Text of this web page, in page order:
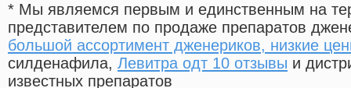
* Мы являемся первым и единственным на
представителем по продаже препаратов
большой ассортимент дженериков, низкие
силденафила, Левитра одт 10 отзывы и
известных препаратов